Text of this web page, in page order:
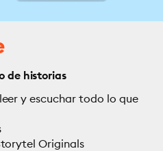
de historias
y escuchar todo lo que
Originals